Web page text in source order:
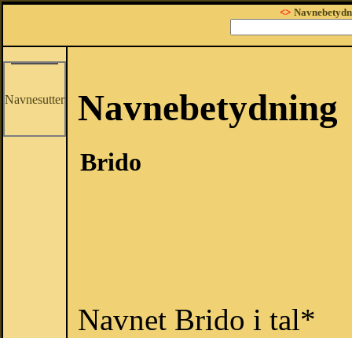
<>
Navnesutter Navnebetydning
Brido
Navnet Brido i tal*